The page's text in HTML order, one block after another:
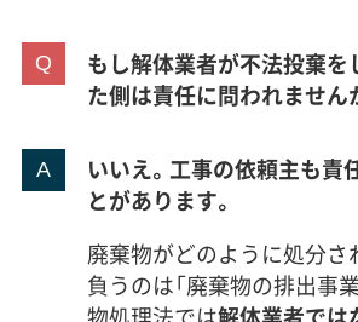
もし解体業者が不法投棄を
た側は責任に問われません
いいえ。工事の依頼主も責
とがあります。
廃棄物がどのように処分さ
負うのは「廃棄物の排出事